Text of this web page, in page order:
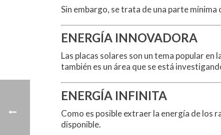
Sin embargo, se trata de una parte
ENERGÍA INNOVADORA
Las placas solares son un tema popular en
también es un área que se está
ENERGÍA INFINITA
Como es posible extraer la energía de los
disponible.